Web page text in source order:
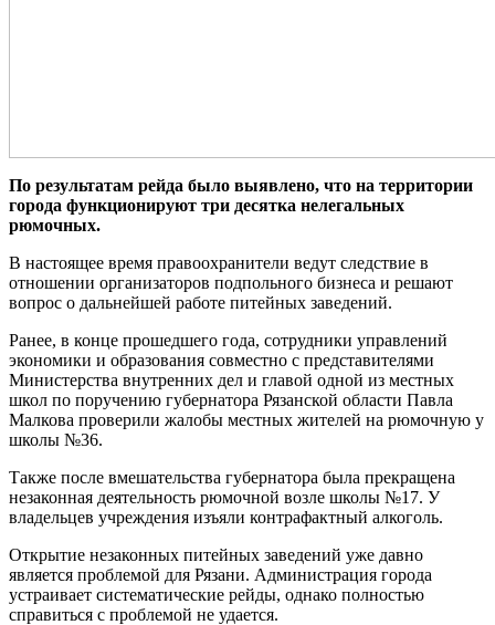
По результатам рейда было выявлено, что на территории
города функционируют три десятка нелегальных
рюмочных.
В настоящее время правоохранители ведут следствие в
отношении организаторов подпольного бизнеса и решают
вопрос о дальнейшей работе питейных заведений.
Ранее, в конце прошедшего года, сотрудники управлений
экономики и образования совместно с представителями
Министерства внутренних дел и главой одной из местных
школ по поручению губернатора Рязанской области Павла
Малкова проверили жалобы местных жителей на рюмочную у
школы №36.
Также после вмешательства губернатора была прекращена
незаконная деятельность рюмочной возле школы №17. У
владельцев учреждения изъяли контрафактный алкоголь.
Открытие незаконных питейных заведений уже давно
является проблемой для Рязани. Администрация города
устраивает систематические рейды, однако полностью
справиться с проблемой не удается.